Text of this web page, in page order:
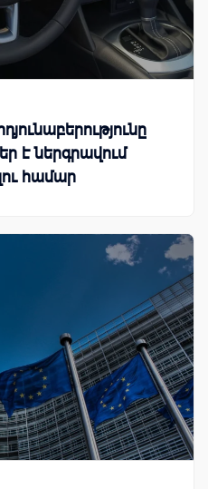
է ներգրավում
համար